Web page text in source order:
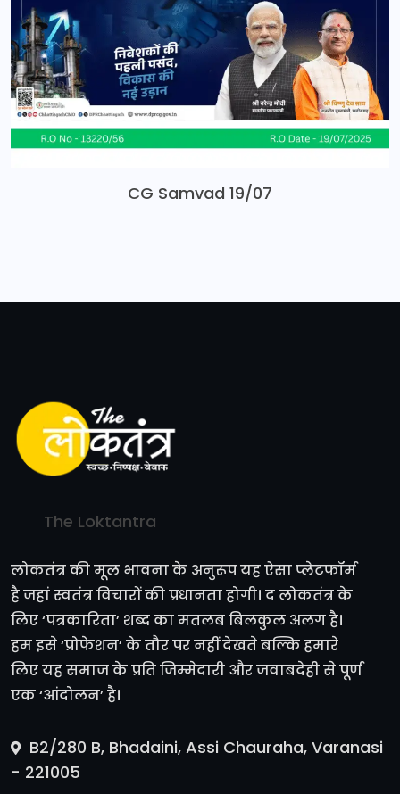
CG Samvad 19/07
The Loktantra
लोकतंत्र की मूल भावना के अनुरूप यह ऐसा प्लेटफॉर्म
है जहां स्वतंत्र विचारों की प्रधानता होगी। द लोकतंत्र के
लिए ‘पत्रकारिता’ शब्द का मतलब बिलकुल अलग है।
हम इसे ‘प्रोफेशन’ के तौर पर नहीं देखते बल्कि हमारे
लिए यह समाज के प्रति जिम्मेदारी और जवाबदेही से पूर्ण
एक ‘आंदोलन’ है।
B2/280 B, Bhadaini, Assi Chauraha, Varanasi
- 221005